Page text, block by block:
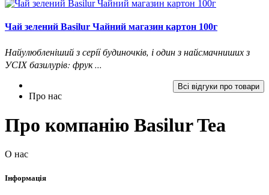
Чай зелений Basilur Чайний магазин картон 100г
Найулюбленіший з серії будиночків, і один з найсмачниших з
УСІХ базилурів: фрук ...
Всі відгуки про товари
Про нас
Про компанію Basilur Tea
О нас
Інформація